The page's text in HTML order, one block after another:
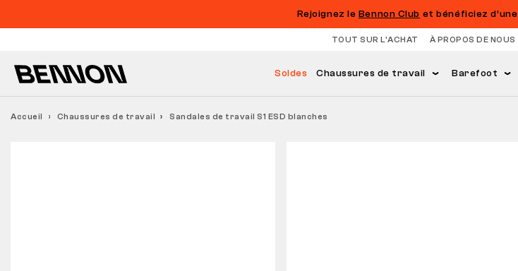
Rejoignez le Bennon Club et bénéficiez d’une
TOUT SUR L’ACHAT À PROPOS DE NOUS
Soldes Chaussures de travail Barefoot
Accueil Chaussures de travail Sandales de travail S1 ESD blanches